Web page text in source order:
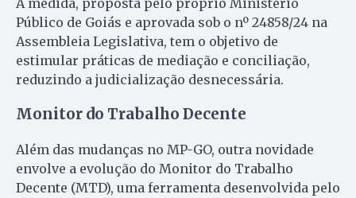
A medida, proposta pelo próprio Ministério
Público de Goiás e aprovada sob o nº 24858/24 na
Assembleia Legislativa, tem o objetivo de
estimular práticas de mediação e conciliação,
reduzindo a judicialização desnecessária.
Monitor do Trabalho Decente
Além das mudanças no MP-GO, outra novidade
envolve a evolução do Monitor do Trabalho
Decente (MTD), uma ferramenta desenvolvida pelo